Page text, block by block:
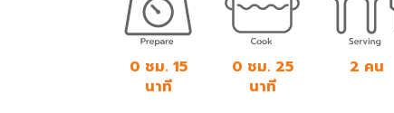
0 ชม. 15
นาที
0 ชม. 25
นาที
2 คน